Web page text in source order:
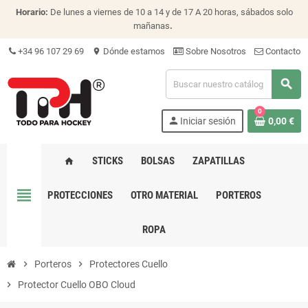
Horario: De lunes a viernes de 10 a 14 y de 17 A 20 horas, sábados solo
mañanas.
+34 96 107 29 69 location_on Dónde estamos Sobre Nosotros Contacto
search
person Iniciar sesión
0
0,00 €
view_headline
home STICKS BOLSAS ZAPATILLAS
PROTECCIONES OTRO MATERIAL PORTEROS
ROPA
chevron_right Porteros chevron_right
Protectores Cuello
chevron_right
Protector Cuello OBO Cloud